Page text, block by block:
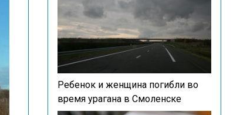
Ребенок и женщина погибли во
время урагана в Смоленске